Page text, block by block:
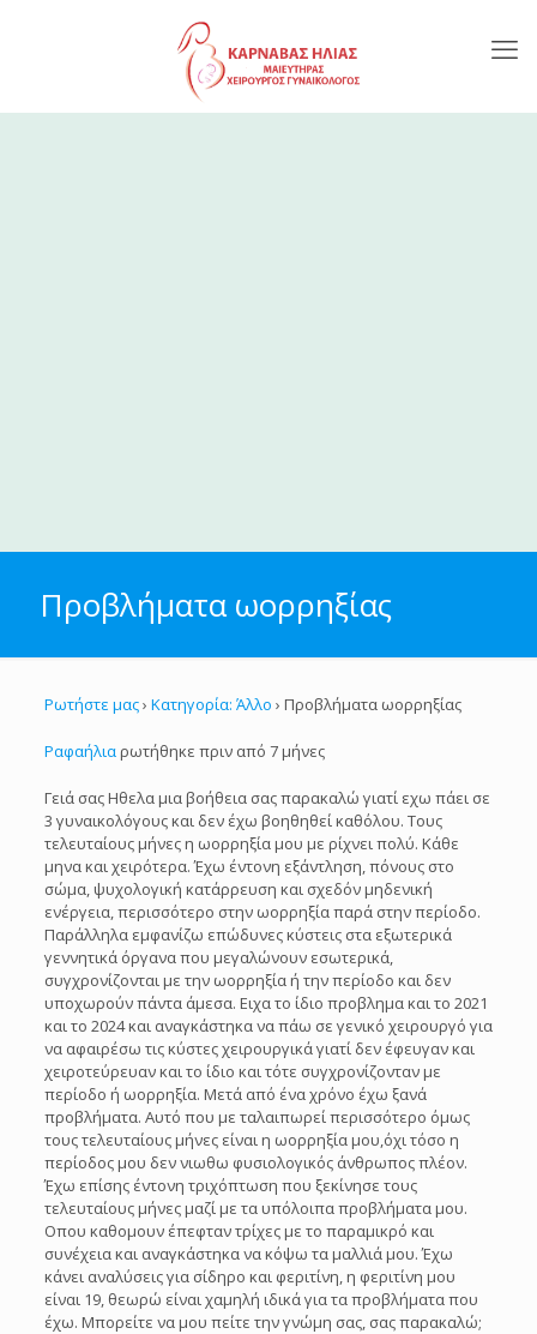
Προβλήματα ωορρηξίας
Ρωτήστε μας› Κατηγορία: Άλλο › Προβλήματα ωορρηξίας
Ραφαήλιαρωτήθηκε πριν από 7 μήνες
Γειά σας Ηθελα μια βοήθεια σας παρακαλώ γιατί εχω πάει σε
3 γυναικολόγους και δεν έχω βοηθηθεί καθόλου. Τους
τελευταίους μήνες η ωορρηξία μου με ρίχνει πολύ. Κάθε
μηνα και χειρότερα. Έχω έντονη εξάντληση, πόνους στο
σώμα, ψυχολογική κατάρρευση και σχεδόν μηδενική
ενέργεια, περισσότερο στην ωορρηξία παρά στην περίοδο.
Παράλληλα εμφανίζω επώδυνες κύστεις στα εξωτερικά
γεννητικά όργανα που μεγαλώνουν εσωτερικά,
συγχρονίζονται με την ωορρηξία ή την περίοδο και δεν
υποχωρούν πάντα άμεσα. Ειχα το ίδιο προβλημα και το 2021
και το 2024 και αναγκάστηκα να πάω σε γενικό χειρουργό για
να αφαιρέσω τις κύστες χειρουργικά γιατί δεν έφευγαν και
χειροτεύρευαν και το ίδιο και τότε συγχρονίζονταν με
περίοδο ή ωορρηξία. Μετά από ένα χρόνο έχω ξανά
προβλήματα. Αυτό που με ταλαιπωρεί περισσότερο όμως
τους τελευταίους μήνες είναι η ωορρηξία μου,όχι τόσο η
περίοδος μου δεν νιωθω φυσιολογικός άνθρωπος πλέον.
Έχω επίσης έντονη τριχόπτωση που ξεκίνησε τους
τελευταίους μήνες μαζί με τα υπόλοιπα προβλήματα μου.
Οπου καθομουν έπεφταν τρίχες με το παραμικρό και
συνέχεια και αναγκάστηκα να κόψω τα μαλλιά μου. Έχω
κάνει αναλύσεις για σίδηρο και φεριτίνη, η φεριτίνη μου
είναι 19, θεωρώ είναι χαμηλή ιδικά για τα προβλήματα που
έχω. Μπορείτε να μου πείτε την γνώμη σας, σας παρακαλώ;